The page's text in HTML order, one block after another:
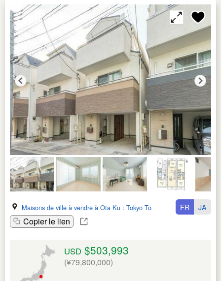
Maisons de ville à vendre à Ota Ku : Tokyo To
Copier le lien
FR JA
USD $503,993
(¥79,800,000)